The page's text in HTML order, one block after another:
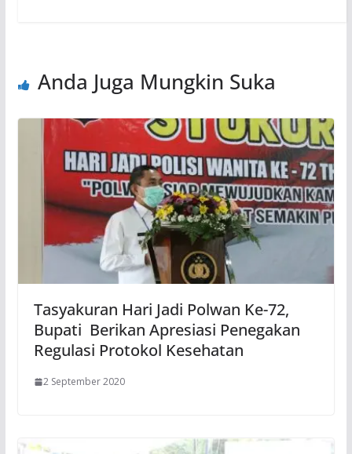
Anda Juga Mungkin Suka
Tasyakuran Hari Jadi Polwan Ke-72,
Bupati Berikan Apresiasi Penegakan
Regulasi Protokol Kesehatan
2 September 2020